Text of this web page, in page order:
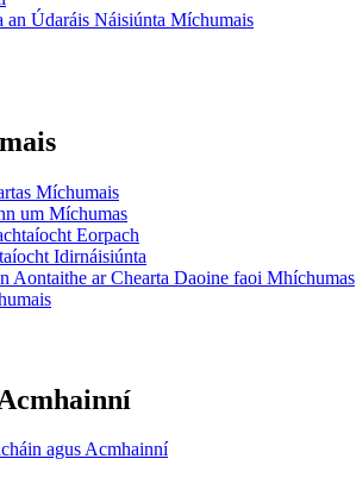
an Údaráis Náisiúnta Míchumais
Míchumais
um Míchumas
Eorpach
Idirnáisiúnta
Aontaithe ar Chearta Daoine faoi Mhíchumas
agus Acmhainní